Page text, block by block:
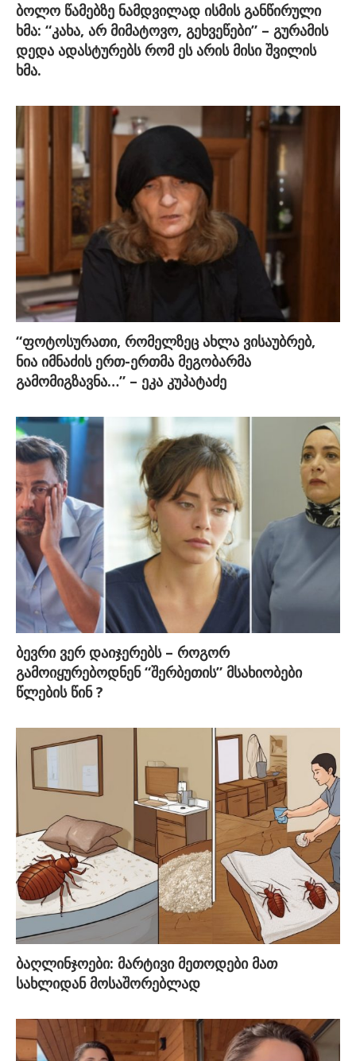
ბოლო წამებზე ნამდვილად ისმის განწირული
ხმა: “კახა, არ მიმატოვო, გეხვეწები” – გურამის
დედა ადასტურებს რომ ეს არის მისი შვილის
ხმა.
“ფოტოსურათი, რომელზეც ახლა ვისაუბრებ,
ნია იმნაძის ერთ-ერთმა მეგობარმა
გამომიგზავნა…” – ეკა კუპატაძე
ბევრი ვერ დაიჯერებს – როგორ
გამოიყურებოდნენ “შერბეთის” მსახიობები
წლების წინ ?
ბაღლინჯოები: მარტივი მეთოდები მათ
სახლიდან მოსაშორებლად